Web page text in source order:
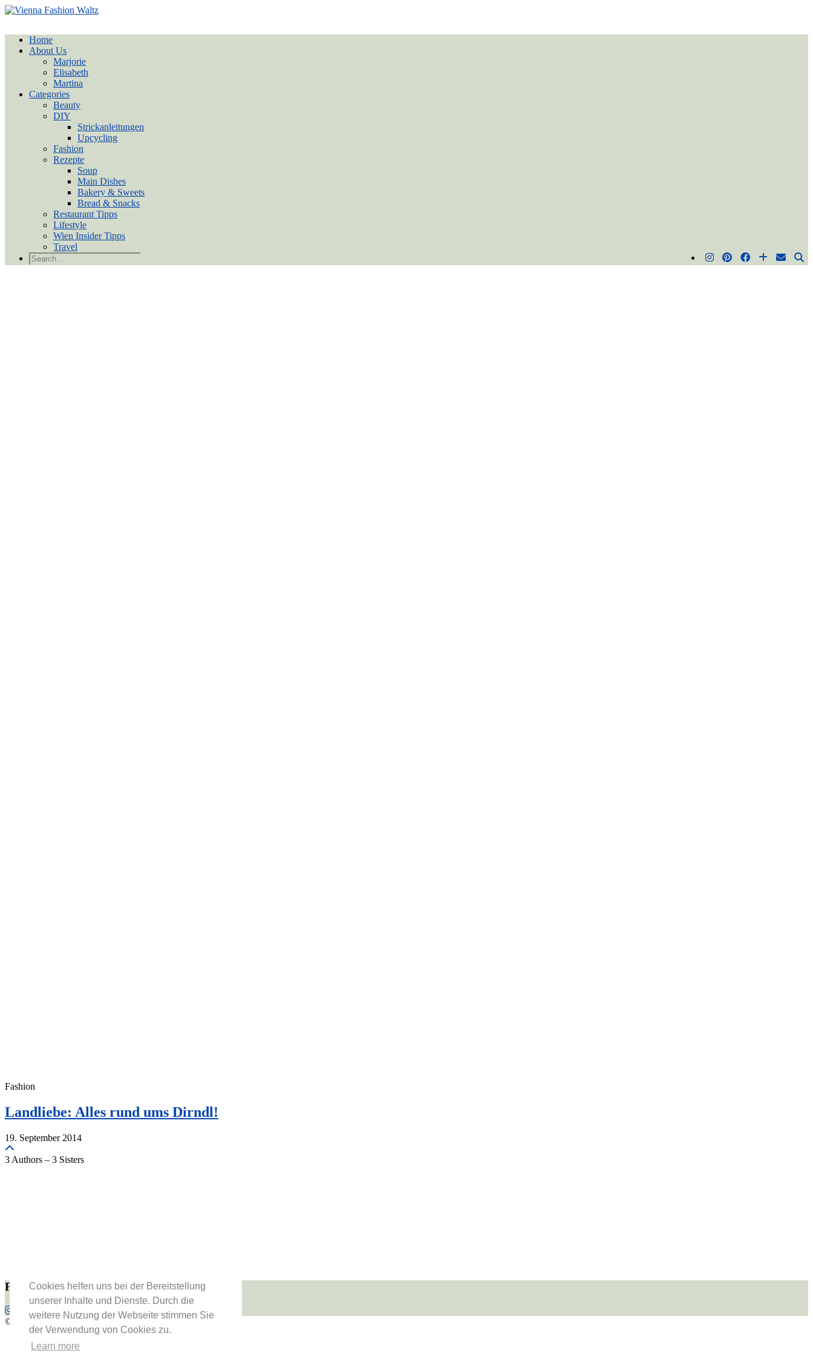
Cookies helfen uns bei der Bereitstellung
unserer Inhalte und Dienste. Durch die
weitere Nutzung der Webseite stimmen Sie
der Verwendung von Cookies zu.
Learn more
Home
About Us
Marjorie
Elisabeth
Martina
Categories
Beauty
DIY
Strickanleitungen
Upcycling
Fashion
Rezepte
Soup
Main Dishes
Bakery & Sweets
Bread & Snacks
Restaurant Tipps
Lifestyle
Wien Insider Tipps
Travel
Fashion
Landliebe: Alles rund ums Dirndl!
19. September 2014
3 Authors – 3 Sisters
Folge uns
© 2026Vienna Fashion Waltz
About Us
Datenschutzerklärung